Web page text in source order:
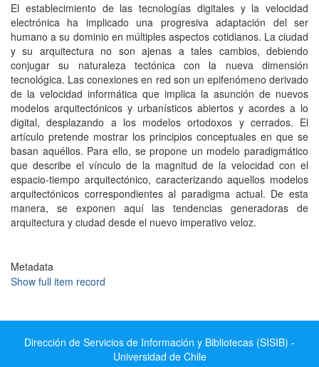
El establecimiento de las tecnologías digitales y la velocidad
electrónica ha implicado una progresiva adaptación del ser
humano a su dominio en múltiples aspectos cotidianos. La ciudad
y su arquitectura no son ajenas a tales cambios, debiendo
conjugar su naturaleza tectónica con la nueva dimensión
tecnológica. Las conexiones en red son un epifenómeno derivado
de la velocidad informática que implica la asunción de nuevos
modelos arquitectónicos y urbanísticos abiertos y acordes a lo
digital, desplazando a los modelos ortodoxos y cerrados. El
artículo pretende mostrar los principios conceptuales en que se
basan aquéllos. Para ello, se propone un modelo paradigmático
que describe el vínculo de la magnitud de la velocidad con el
espacio-tiempo arquitectónico, caracterizando aquellos modelos
arquitectónicos correspondientes al paradigma actual. De esta
manera, se exponen aquí las tendencias generadoras de
arquitectura y ciudad desde el nuevo imperativo veloz.
Metadata
Show full item record
Dirección de Servicios de Información y Bibliotecas (SISIB) -
Universidad de Chile